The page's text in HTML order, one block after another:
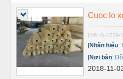
Cuoc lo
[Mã: G-1729-
[Nhãn hiệu:
[Nơi bán:
2018-11-